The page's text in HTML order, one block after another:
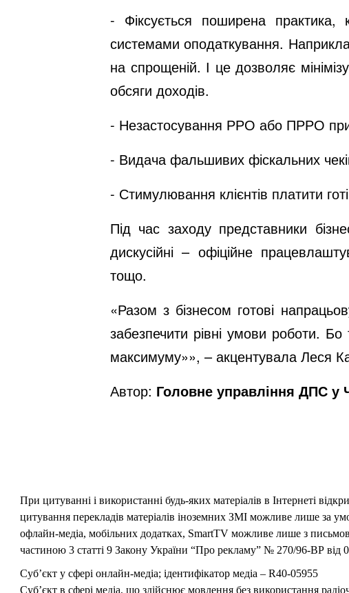
- Фіксується поширена
системами оподаткування.
на спрощеній. І це дозволяє
обсяги доходів.
- Незастосування РРО або ПРРО
- Видача фальшивих фіскальних
- Стимулювання клієнтів платити
Під час заходу представники
дискусійні – офіційне
тощо.
«Разом з бізнесом готові
забезпечити рівні умови роботи.
максимуму»», – акцентувала Леся
Автор: Головне управління ДПС у
При цитуванні і використанні будь-яких матеріалів в Інтернеті
цитування перекладів матеріалів іноземних ЗМІ можливе лише за
офлайн-медіа, мобільних додатках, SmartTV можливе лише з
частиною 3 статті 9 Закону України “Про рекламу” № 270/96-ВР від
Суб’єкт у сфері онлайн-медіа; ідентифікатор медіа – R40-05955
Суб’єкт в сфері медіа, що здійснює мовлення без використання